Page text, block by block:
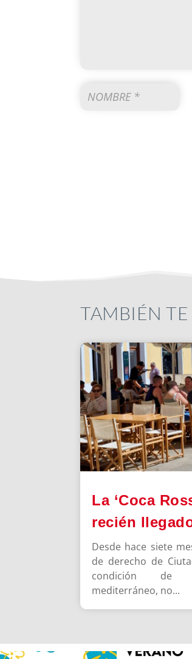
TAMBIÉN
La ‘Coca
recién
Desde hace siete
de derecho de
condición de
mediterráneo, no...